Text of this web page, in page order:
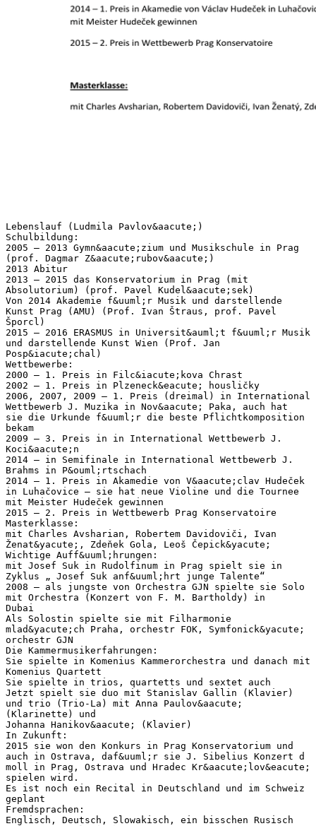
Lebenslauf (Ludmila Pavlov&aacute;)
Schulbildung:
2005 – 2013 Gymn&aacute;zium und Musikschule in Prag
(prof. Dagmar Z&aacute;rubov&aacute;)
2013 Abitur
2013 – 2015 das Konservatorium in Prag (mit
Absolutorium) (prof. Pavel Kudel&aacute;sek)
Von 2014 Akademie f&uuml;r Musik und darstellende
Kunst Prag (AMU) (Prof. Ivan Štraus, prof. Pavel
Šporcl)
2015 – 2016 ERASMUS in Universit&auml;t f&uuml;r Musik
und darstellende Kunst Wien (Prof. Jan
Posp&iacute;chal)
Wettbewerbe:
2000 – 1. Preis in Filc&iacute;kova Chrast
2002 – 1. Preis in Plzeneck&eacute; housličky
2006, 2007, 2009 – 1. Preis (dreimal) in International
Wettbewerb J. Muzika in Nov&aacute; Paka, auch hat
sie die Urkunde f&uuml;r die beste Pflichtkomposition
bekam
2009 – 3. Preis in in International Wettbewerb J.
Koci&aacute;n
2014 – in Semifinale in International Wettbewerb J.
Brahms in P&ouml;rtschach
2014 – 1. Preis in Akamedie von V&aacute;clav Hudeček
in Luhačovice – sie hat neue Violine und die Tournee
mit Meister Hudeček gewinnen
2015 – 2. Preis in Wettbewerb Prag Konservatoire
Masterklasse:
mit Charles Avsharian, Robertem Davidoviči, Ivan
Ženat&yacute;, Zdeňek Gola, Leoš Čepick&yacute;
Wichtige Auff&uuml;hrungen:
mit Josef Suk in Rudolfinum in Prag spielt sie in
Zyklus „ Josef Suk anf&uuml;hrt junge Talente“
2008 – als jungste von Orchestra GJN spielte sie Solo
mit Orchestra (Konzert von F. M. Bartholdy) in
Dubai
Als Solostin spielte sie mit Filharmonie
mlad&yacute;ch Praha, orchestr FOK, Symfonick&yacute;
orchestr GJN
Die Kammermusikerfahrungen:
Sie spielte in Komenius Kammerorchestra und danach mit
Komenius Quartett
Sie spielte in trios, quartetts und sextet auch
Jetzt spielt sie duo mit Stanislav Gallin (Klavier)
und trio (Trio-La) mit Anna Paulov&aacute;
(Klarinette) und
Johanna Hanikov&aacute; (Klavier)
In Zukunft:
2015 sie won den Konkurs in Prag Konservatorium und
auch in Ostrava, daf&uuml;r sie J. Sibelius Konzert d
moll in Prag, Ostrava und Hradec Kr&aacute;lov&eacute;
spielen wird.
Es ist noch ein Recital in Deutschland und im Schweiz
geplant
Fremdsprachen:
Englisch, Deutsch, Slowakisch, ein bisschen Rusisch